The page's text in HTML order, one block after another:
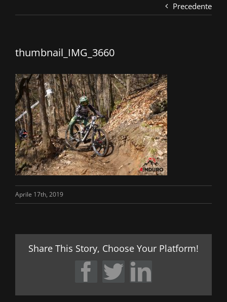
Precedente
thumbnail_IMG_3660
Aprile 17th, 2019
Share This Story, Choose Your Platform!
Facebook
TwitterLinkedIn